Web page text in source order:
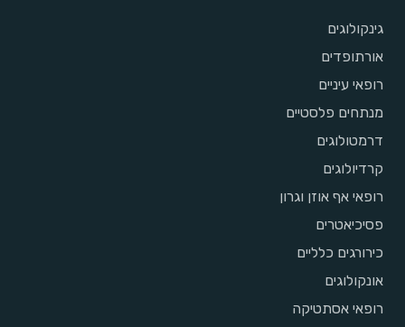
גינקולוגים
אורתופדים
רופאי עיניים
מנתחים פלסטיים
דרמטולוגים
קרדיולוגים
רופאי אף אוזן וגרון
פסיכיאטרים
כירורגים כלליים
אונקולוגים
רופאי אסתטיקה